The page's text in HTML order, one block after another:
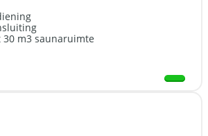
30 m3 saunaruimte